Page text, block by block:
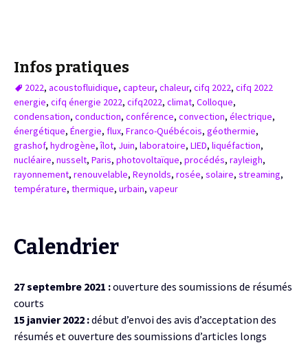
Infos pratiques
2022, acoustofluidique, capteur, chaleur, cifq 2022, cifq 2022
energie, cifq énergie 2022, cifq2022, climat, Colloque,
condensation, conduction, conférence, convection, électrique,
énergétique, Énergie, flux, Franco-Québécois, géothermie,
grashof, hydrogène,îlot, Juin, laboratoire, LIED, liquéfaction,
nucléaire, nusselt, Paris, photovoltaïque, procédés, rayleigh,
rayonnement, renouvelable, Reynolds, rosée, solaire, streaming,
température, thermique, urbain, vapeur
Calendrier
27 septembre 2021 :ouverture des soumissions de résumés
courts
15 janvier 2022 :début d’envoi des avis d’acceptation des
résumés et ouverture des soumissions d’articles longs